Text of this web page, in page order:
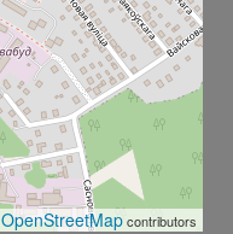
OpenStreetMapcontributors